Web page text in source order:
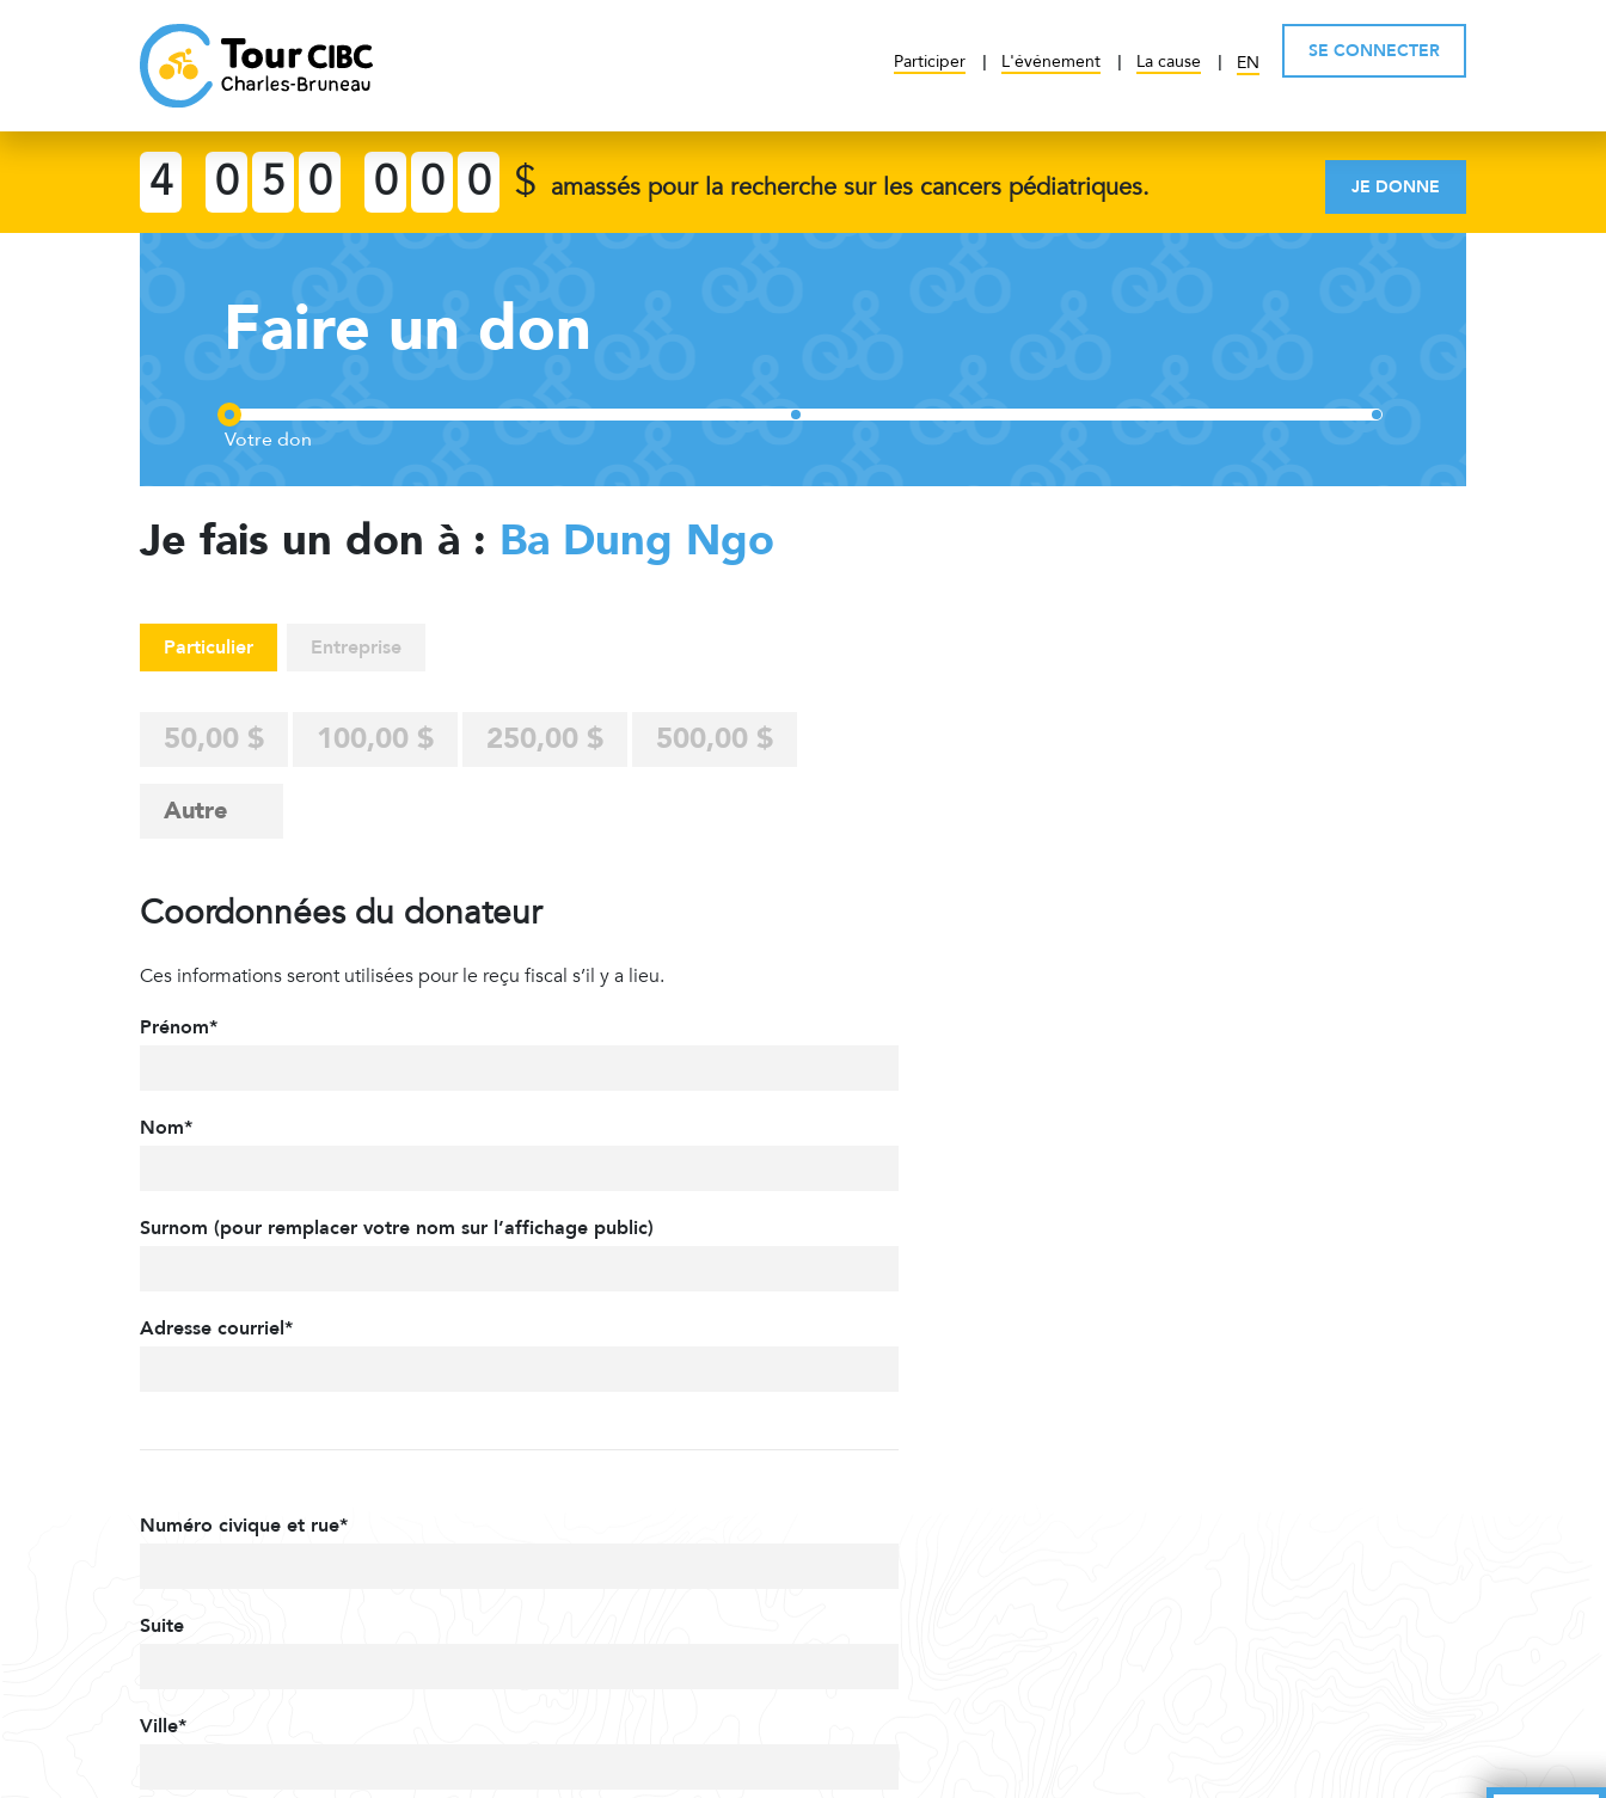
Participer L'événement La cause EN
SE CONNECTER
4 0 5 0 0 0 0 $ amassés pour la recherche sur les cancers pédiatriques. JE DONNE
Faire un don
Je fais un don à : Ba Dung Ngo
Particulier Entreprise
50,00 $ 100,00 $ 250,00 $ 500,00 $
Coordonnées du donateur
Ces informations seront utilisées pour le reçu fiscal s’il y a lieu.
Prénom*
Nom*
Surnom (pour remplacer votre nom sur l’affichage public)
Adresse courriel*
Numéro civique et rue*
Suite
Ville*